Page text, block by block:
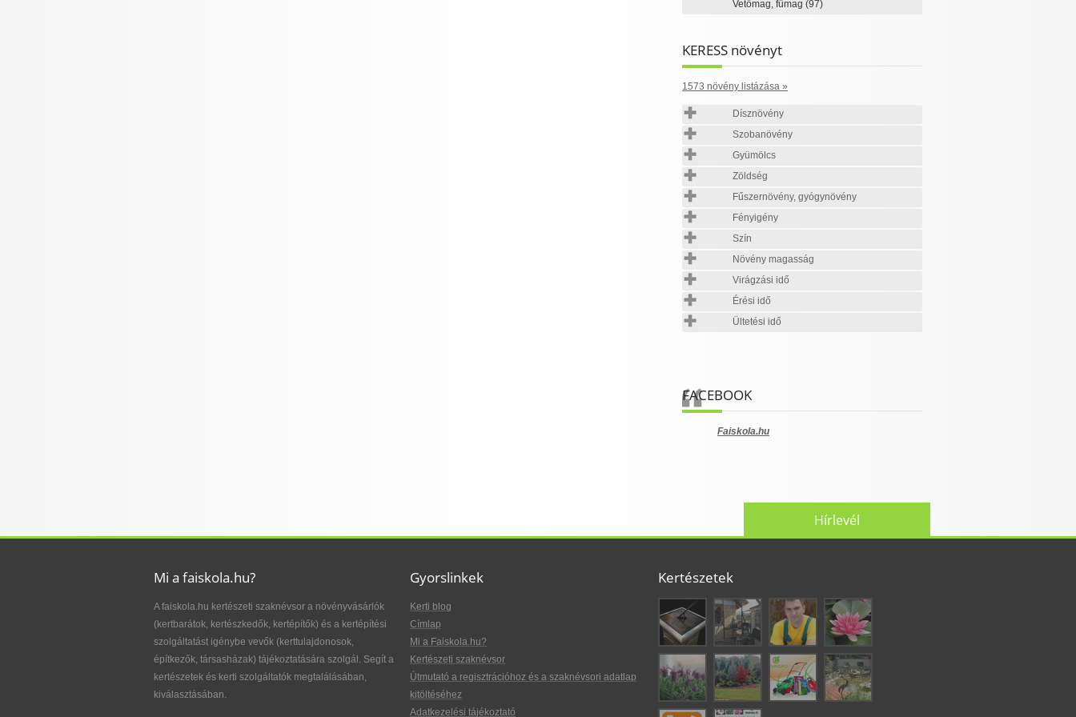
Vetőmag, fűmag (97)
KERESS növényt
1573 növény listázása »
Dísznövény
Szobanövény
Gyümölcs
Zöldség
Fűszernövény, gyógynövény
Fényigény
Szín
Növény magasság
Virágzási idő
Érési idő
Ültetési idő
FACEBOOK
Faiskola.hu
Hírlevél
Mi a faiskola.hu?
A faiskola.hu kertészeti szaknévsor a növényvásárlók
(kertbarátok, kertészkedők, kertépítők) és a kertépítési
szolgáltatást igénybe vevők (kerttulajdonosok,
építkezők, társasházak) tájékoztatására szolgál. Segít a
kertészetek és kerti szolgáltatók megtalálásában,
kiválasztásában.
Gyorslinkek
Kerti blog
Címlap
Mi a Faiskola.hu?
Kertészeti szaknévsor
Útmutató a regisztrációhoz és a szaknévsori adatlap
kitöltéséhez
Adatkezelési tájékoztató
Kertészetek